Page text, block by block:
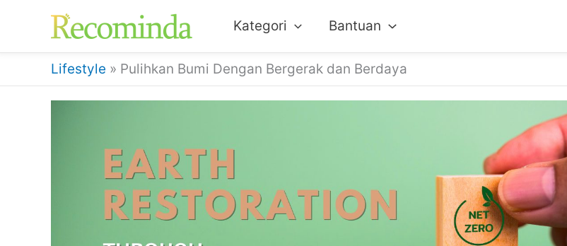
Kategori Bantuan
Lifestyle » Pulihkan Bumi Dengan Bergerak dan Berdaya